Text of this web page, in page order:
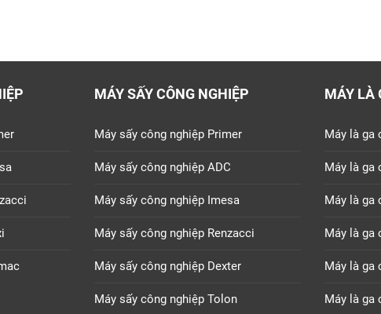
MÁY SẤY CÔNG NGHIỆP
Máy sấy công nghiệp Primer
Máy sấy công nghiệp ADC
Máy sấy công nghiệp Imesa
Máy sấy công nghiệp Renzacci
Máy sấy công nghiệp Dexter
Máy sấy công nghiệp Tolon
MÁY LÀ
Máy là ga
Máy là ga
Máy là ga
Máy là ga
Máy là ga
Máy là ga